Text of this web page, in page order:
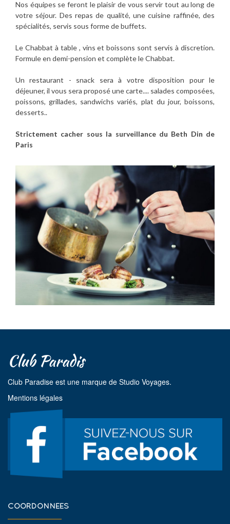
Nos équipes se feront le plaisir de vous servir tout au long de
votre séjour. Des repas de qualité, une cuisine raffinée, des
spécialités, servis sous forme de buffets.
Le Chabbat à table , vins et boissons sont servis à discretion.
Formule en demi-pension et complète le Chabbat.
Un restaurant - snack sera à votre disposition pour le
déjeuner, il vous sera proposé une carte.... salades composées,
poissons, grillades, sandwichs variés, plat du jour, boissons,
desserts..
Strictement cacher sous la surveillance du Beth Din de
Paris
Club Paradis
Club Paradise est une marque de Studio Voyages.
Mentions légales
COORDONNÉES